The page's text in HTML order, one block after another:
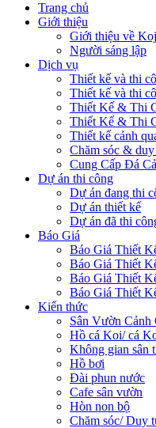
Trang chủ
Giới thiệu
Giới thiệu về
Người sáng lập
Dịch vụ
Thiết kế và thi
Thiết kế và thi
Thiết Kế & Thi
Thiết Kế & Thi
Thiết kế cảnh
Chăm sóc &
Cung Cấp Đá
Dự án thi công
Dự án đang thi
Dự án thiết kế
Dự án đã thi
Báo Giá
Báo Giá Thiết
Báo Giá Thiết
Báo Giá Thiết
Báo Giá Thiết
Kiến thức
Sân Vườn Cảnh
Hồ cá Koi/ cá
Không gian sân
Hồ bơi
Đài phun nước
Cafe sân vườn
Hòn non bộ
Chăm sóc/ Duy